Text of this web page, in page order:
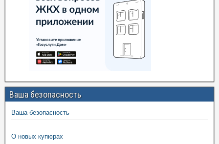
Ваша безопасность
Ваша безопасность
О новых купюрах